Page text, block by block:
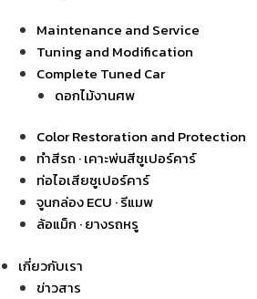
Maintenance and Service
Tuning and Modification
Complete Tuned Car
ดอกไม้งานศพ
Color Restoration and Protection
ทำสีรถ · เคาะพ่นสีซูเปอร์คาร์
ท่อไอเสียซูเปอร์คาร์
จูนกล่อง ECU · รีแมพ
ล้อแม็ก · ยางรถหรู
เกี่ยวกับเรา
ข่าวสาร